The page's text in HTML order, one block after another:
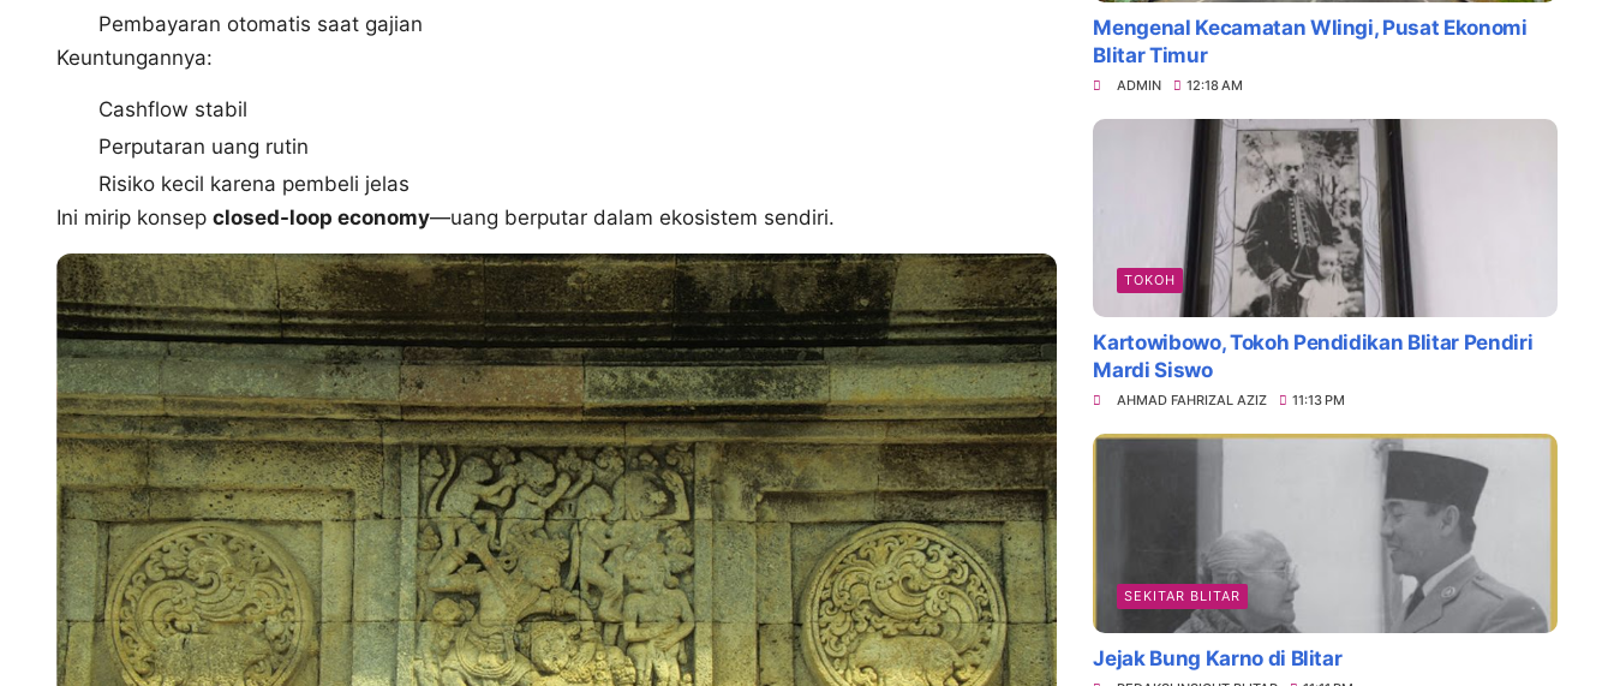
Pembayaran otomatis saat gajian
Keuntungannya:
Cashflow stabil
Perputaran uang rutin
Risiko kecil karena pembeli jelas
Ini mirip konsep closed-loop economy—uang berputar dalam ekosistem sendiri.
Mengenal Kecamatan Wlingi, Pusat Ekonomi
Blitar Timur
ADMIN 12:18 AM
TOKOH
Kartowibowo, Tokoh Pendidikan Blitar Pendiri
Mardi Siswo
AHMAD FAHRIZAL AZIZ 11:13 PM
SEKITAR BLITAR
Jejak Bung Karno di Blitar